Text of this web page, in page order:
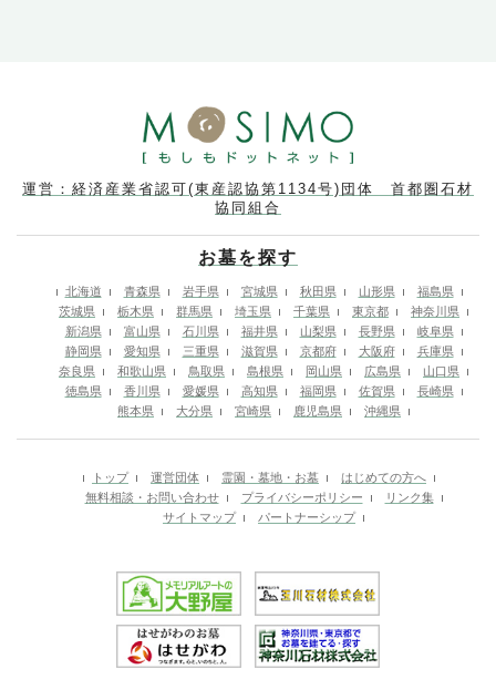
運営：経済産業省認可(東産認協第1134号)団体 首都圏石材
協同組合
お墓を探す
北海道 青森県 岩手県 宮城県 秋田県 山形県
福島県
茨城県
栃木県 群馬県 埼玉県 千葉県 東京都
神奈川県
新潟県
富山県 石川県 福井県 山梨県 長野県
岐阜県
静岡県
愛知県 三重県 滋賀県 京都府 大阪府
兵庫県
奈良県
和歌山県 鳥取県 島根県 岡山県 広島県
山口県
徳島県
香川県 愛媛県 高知県 福岡県 佐賀県
長崎県
熊本県
大分県 宮崎県 鹿児島県 沖縄県
トップ 運営団体 霊園・墓地・お墓
はじめての方へ
無料相談・お問い合わせ
プライバシーポリシー
リンク集
サイトマップ
パートナーシップ